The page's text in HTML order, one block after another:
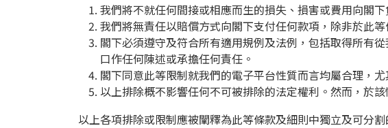
我們將不就任何間接或相應而生的損失、損害或費用向閣
我們將無責任以賠償方式向閣下支付任何款項，除非於此
閣下必須遵守及符合所有適用規例及法例，包括取得所有
口作任何陳述或承擔任何責任。
閣下同意此等限制就我們的電子平台性質而言均屬合理，
以上排除概不影響任何不可被排除的法定權利。然而，於
以上各項排除或限制應被闡釋為此等條款及細則中獨立及可分割